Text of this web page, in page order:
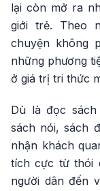
lại còn mở ra
giới trẻ. Theo
chuyện không
những phương
ở giá trị tri thức
Dù là đọc
sách nói, sách
nhận khách
tích cực từ thói
người dân đến